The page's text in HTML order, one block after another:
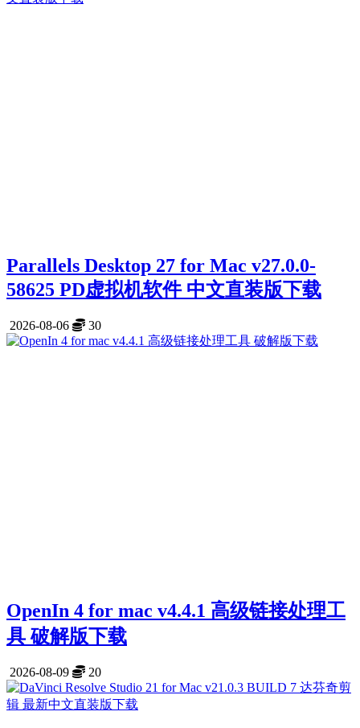
Parallels Desktop 27 for Mac v27.0.0-
58625 PD虚拟机软件 中文直装版下载
2026-08-06 30
OpenIn 4 for mac v4.4.1 高级链接处理工
具 破解版下载
2026-08-09 20